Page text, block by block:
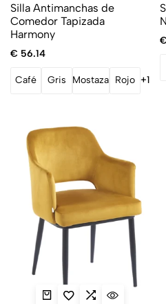
Silla Antimanchas de
Comedor Tapizada
Harmony
€ 56.14
Café Gris Mostaza Rojo +1
€